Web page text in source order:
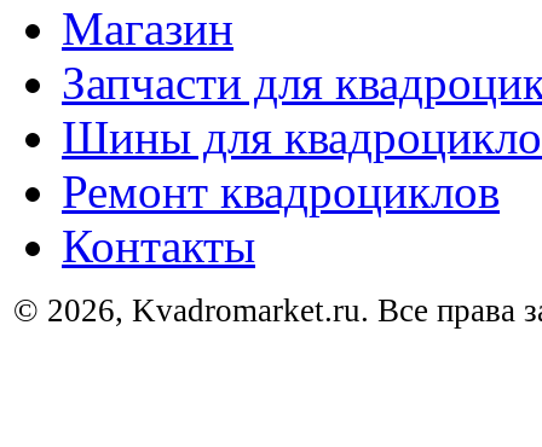
Магазин
Запчасти для
Шины для
Ремонт квадроциклов
Контакты
© 2026, Kvadromarket.ru. Все права